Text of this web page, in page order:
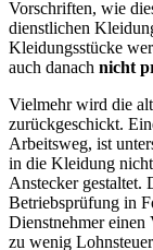
Vorschriften, wie
dienstlichen
Kleidungsstücke
auch danach nicht
Vielmehr wird die
zurückgeschickt.
Arbeitsweg, ist
in die Kleidung nicht
Anstecker gestaltet.
Betriebsprüfung in
Dienstnehmer einen
zu wenig